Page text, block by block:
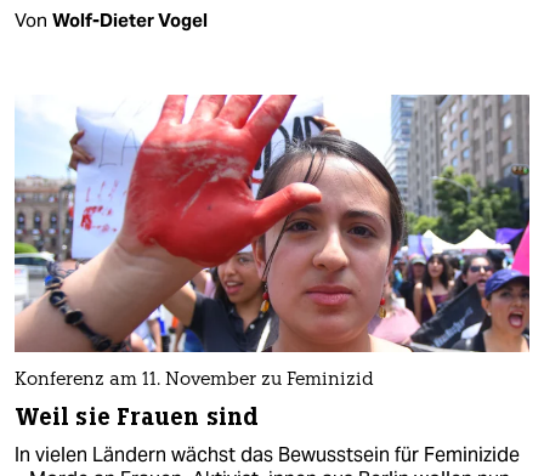
Von Wolf-Dieter Vogel
Konferenz am 11. November zu Feminizid
Weil sie Frauen sind
In vielen Ländern wächst das Bewusstsein für Feminizide